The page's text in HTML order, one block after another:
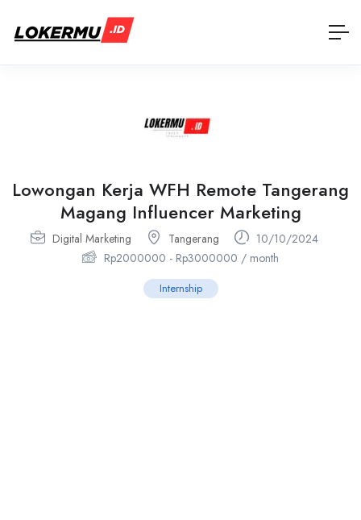
Lowongan Kerja WFH Remote Tangerang
Magang Influencer Marketing
Digital Marketing Tangerang
10/10/2024
Rp2000000 - Rp3000000 / month
Internship